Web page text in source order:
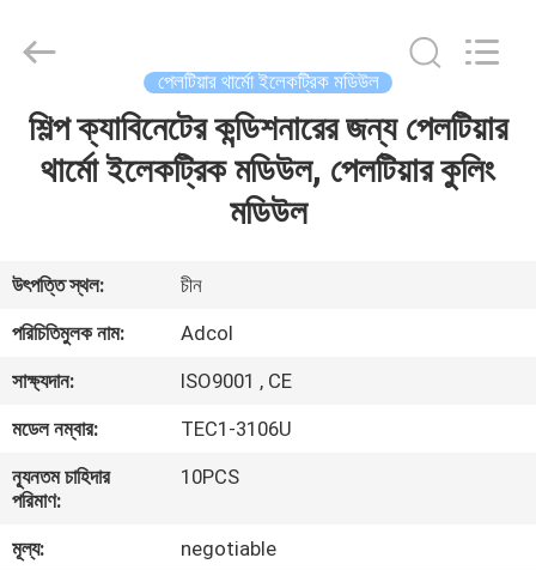
বাড়ি
ভিডিও
সম্পর্কে
কারখানা
Reserved.
পেলটিয়ার থার্মো ইলেকট্রিক মডিউল
শিল্প ক্যাবিনেটের কন্ডিশনারের জন্য পেলটিয়ার
থার্মো ইলেকট্রিক মডিউল, পেলটিয়ার কুলিং
মডিউল
উৎপত্তি স্থল:
চীন
পরিচিতিমুলক নাম:
Adcol
সাক্ষ্যদান:
ISO9001 , CE
মডেল নম্বার:
TEC1-3106U
ন্যূনতম চাহিদার
পরিমাণ:
10PCS
মূল্য:
negotiable